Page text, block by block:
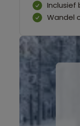
Inclusief
Wandel